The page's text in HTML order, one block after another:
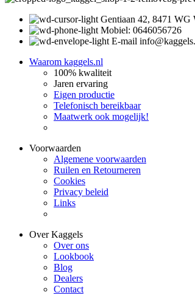
Gentiaan 42, 8471 WG
Mobiel: 0646056726
E-mail
Waarom kaggels.nl
100% kwaliteit
Jaren ervaring
Eigen productie
Telefonisch bereikbaar
Maatwerk ook mogelijk!
Voorwaarden
Algemene voorwaarden
Ruilen en Retourneren
Cookies
Privacy beleid
Links
Over Kaggels
Over ons
Lookbook
Blog
Dealers
Contact